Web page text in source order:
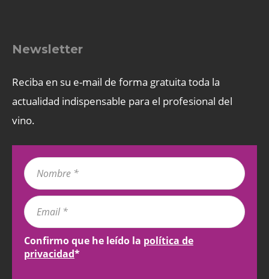
Newsletter
Reciba en su e-mail de forma gratuita toda la
actualidad indispensable para el profesional del
vino.
Confirmo que he leído la política de
privacidad*